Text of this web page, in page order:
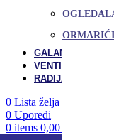
GALANTERIJA
VENTILATORI ZA
RADIJATORI ZA
0 Lista želja
0 Uporedi
0 items 0,00